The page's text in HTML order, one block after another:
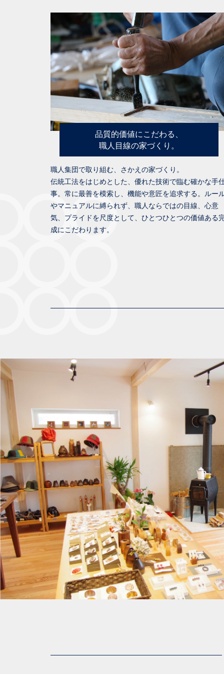
品質的価値にこだわる、
職人目線の家づくり。
職人集団で取り組む、さかえの家づくり。
伝統工法をはじめとした、優れた技術で臨む確かな手
事。常に最善を模索し、機能や意匠を追求する。ルー
やマニュアルに縛られず、職人ならではの目線、心意
気、プライドを尺度として、ひとつひとつの価値ある
成にこだわります。